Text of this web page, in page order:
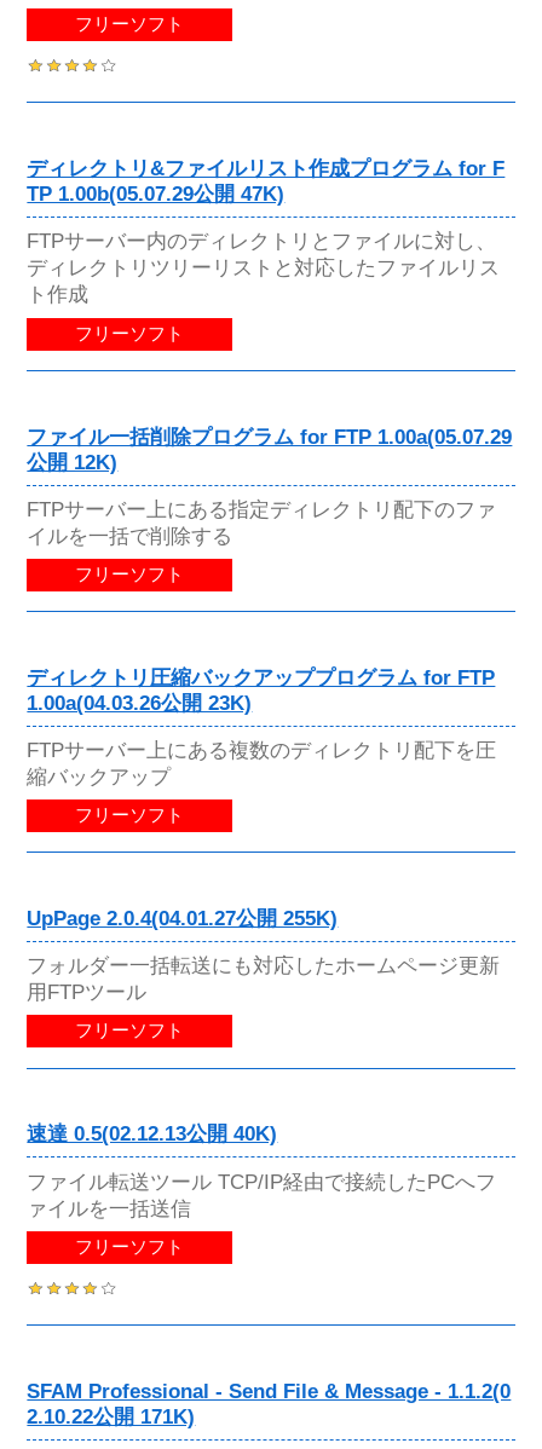
フリーソフト
ディレクトリ&ファイルリスト作成プログラム for F
TP 1.00b(05.07.29公開 47K)
FTPサーバー内のディレクトリとファイルに対し、
ディレクトリツリーリストと対応したファイルリス
ト作成
フリーソフト
ファイル一括削除プログラム for FTP 1.00a(05.07.29
公開 12K)
FTPサーバー上にある指定ディレクトリ配下のファ
イルを一括で削除する
フリーソフト
ディレクトリ圧縮バックアッププログラム for FTP
1.00a(04.03.26公開 23K)
FTPサーバー上にある複数のディレクトリ配下を圧
縮バックアップ
フリーソフト
UpPage 2.0.4(04.01.27公開 255K)
フォルダー一括転送にも対応したホームページ更新
用FTPツール
フリーソフト
速達 0.5(02.12.13公開 40K)
ファイル転送ツール TCP/IP経由で接続したPCへフ
ァイルを一括送信
フリーソフト
SFAM Professional - Send File & Message - 1.1.2(0
2.10.22公開 171K)